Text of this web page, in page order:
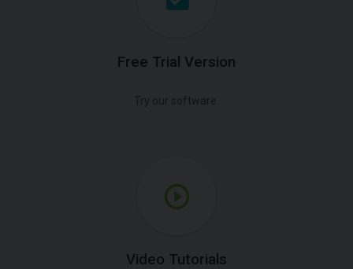
Free Trial Version
Video Tutorials